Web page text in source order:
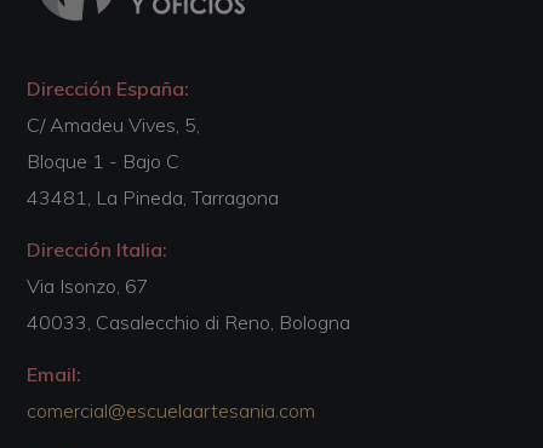
Dirección España:
C/ Amadeu Vives, 5,
Bloque 1 - Bajo C
43481, La Pineda, Tarragona
Dirección Italia:
Via Isonzo, 67
40033, Casalecchio di Reno, Bologna
Email:
comercial@escuelaartesania.com